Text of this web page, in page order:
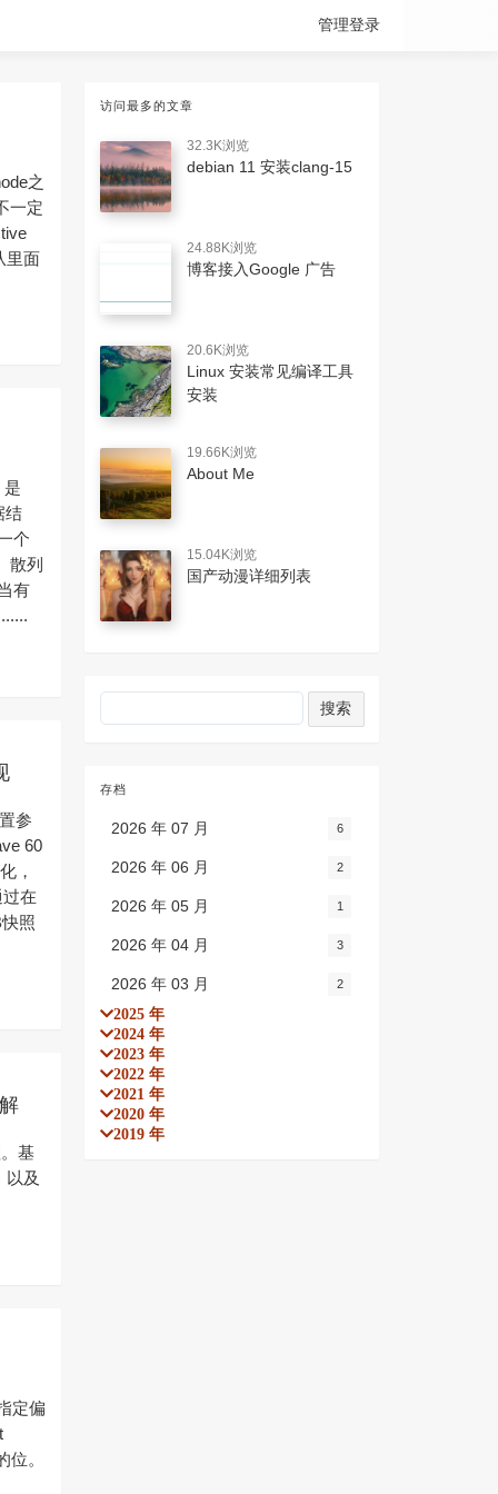
管理登录
之
一定
里面
是
结
个
散列
有
参
60
，
在
照
基
及
定偏
。
访问最多的文章
32.3K浏览
debian 11 安装clang-15
24.88K浏览
博客接入Google 广告
20.6K浏览
Linux 安装常见编译工具
安装
19.66K浏览
About Me
15.04K浏览
国产动漫详细列表
存档
2026 年 07 月 6
2026 年 06 月 2
2026 年 05 月 1
2026 年 04 月 3
2026 年 03 月 2
2025 年
2024 年
2023 年
2022 年
2021 年
2020 年
2019 年